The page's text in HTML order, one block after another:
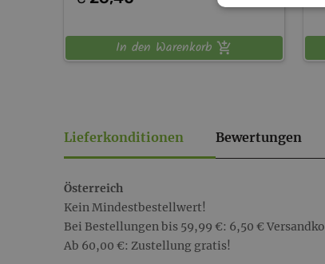
In den Warenkorb
Lieferkonditionen Bewertungen
Österreich
Kein Mindestbestellwert!
Bei Bestellungen bis 59,99 €: 6,50 €
Ab 60,00 €: Zustellung gratis!